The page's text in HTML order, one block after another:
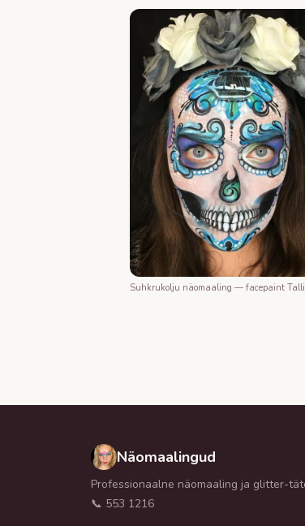
Suhkrukolju näomaaling — facepaint
Näomaalingud
Professionaalne näomaaling ja glitter-
📞 553 1216